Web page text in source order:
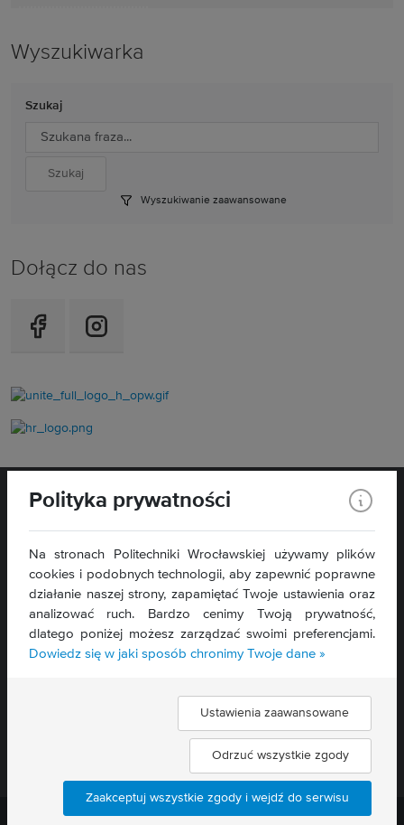
Wyszukiwarka
Szukaj
Wyszukiwanie zaawansowane
Dołącz do nas
FOTONIKI I MIKROSYSTEMÓW
50-372 Wrocław
Politechnika Wrocławska ©2026
Polityka prywatności
Na stronach Politechniki Wrocławskiej używamy plików
cookies i podobnych technologii, aby zapewnić poprawne
działanie naszej strony, zapamiętać Twoje ustawienia oraz
analizować ruch. Bardzo cenimy Twoją prywatność,
dlatego poniżej możesz zarządzać swoimi preferencjami.
Dowiedz się w jaki sposób chronimy Twoje dane »
Ustawienia zaawansowane
Odrzuć wszystkie zgody
Zaakceptuj wszystkie zgody i wejdź do serwisu